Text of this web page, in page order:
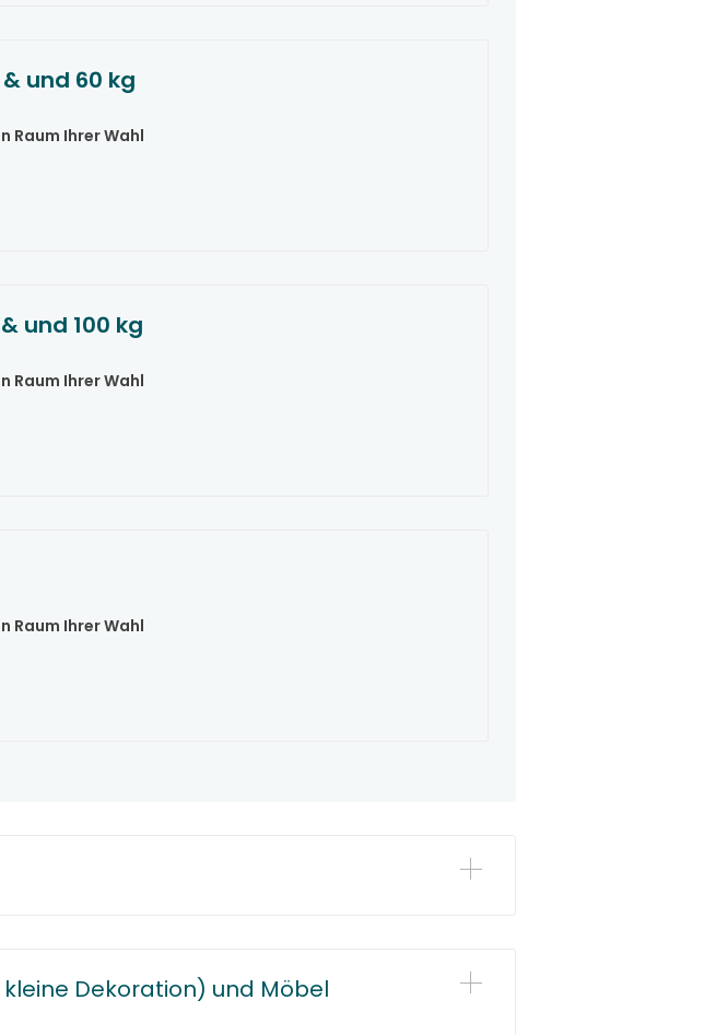
und 60 kg
Raum Ihrer Wahl
und 100 kg
Raum Ihrer Wahl
Raum Ihrer Wahl
Dekoration) und Möbel